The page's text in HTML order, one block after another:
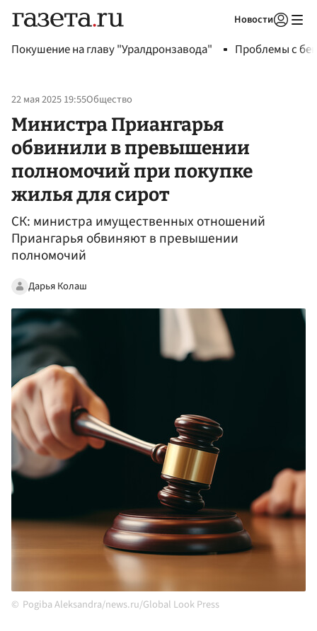
Новости
Покушение на главу "Уралдронзавода" Проблемы с
22 мая 2025 19:55Общество
Министра Приангарья
обвинили в превышении
полномочий при покупке
жилья для сирот
СК: министра имущественных отношений
Приангарья обвиняют в превышении
полномочий
Дарья Колаш
Pogiba Aleksandra/news.ru/Global Look Press